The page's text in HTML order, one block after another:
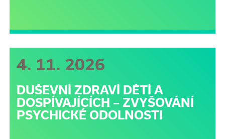
4. 11. 2026
DUŠEVNÍ ZDRAVÍ DĚTÍ A
DOSPÍVAJÍCÍCH – ZVYŠOVÁNÍ
PSYCHICKÉ ODOLNOSTI